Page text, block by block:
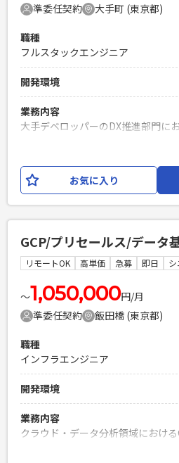
準委任契約
大手町 (東京都)
職種
フルスタックエンジニア
開発環境
業務内容
大手デベロッパーのDX推進部門に
をAI駆動開発にて実施すべく準備
ルスタートとして、 周辺サブシス
たいと考えております。 クライア
マ）を募集いたします。 【具体的
クの選定・検証・最適化（
・サーバーレスアーキテクチャ（
Functions等）の設計・コードレビ
るプロンプトやコンテキスト最適
質担保 ・フロントエンド（Next.js
語/FW：TypeScript (Node.js 22),
UI：shadcn/ui データベース/ORM
Serverless v2, Prisma Client イン
Step Functions, EventBridge,
(JWT) IaC/データ管理：AWS CDK
Vitest (vi.mock) CI/CD：GitHub
お気に入り
GCP/プリセールス/データ
リモートOK 高単価 急募 即日
〜1,050,000円/月
準委任契約
飯田橋 (東京都)
職種
インフラエンジニア
開発環境
業務内容
クラウド・データ分析領域における